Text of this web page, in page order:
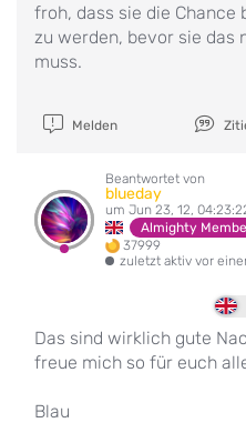
froh, dass sie die
zu werden, bevor sie das
muss.
Melden
Beantwortet von
blueday
um Jun 23, 12,
Almighty
37999
zuletzt aktiv vor
Das sind wirklich gute
freue mich so für euch
Blau